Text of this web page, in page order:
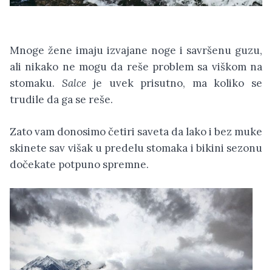
Mnoge žene imaju izvajane noge i savršenu guzu,
ali nikako ne mogu da reše problem sa viškom na
stomaku. Salceje uvek prisutno, ma koliko se
trudile da ga se reše.
Zato vam donosimo četiri saveta da lako i bez muke
skinete sav višak u predelu stomaka i bikini sezonu
dočekate potpuno spremne.